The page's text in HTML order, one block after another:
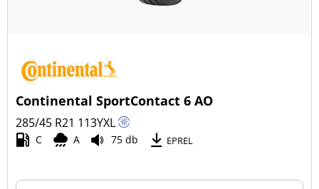
Continental SportContact 6 AO
285/45 R21 113YXL
C A 75 db EPREL